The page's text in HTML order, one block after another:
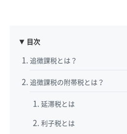
目次
追徴課税とは？
追徴課税の附帯税とは？
延滞税とは
利子税とは